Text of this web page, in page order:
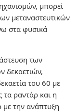
μπορεί
μεταναστευτικών
στα φυσικά
των
δεκαετιών,
του 60 με
ραντάρ και η
την ανάπτυξη